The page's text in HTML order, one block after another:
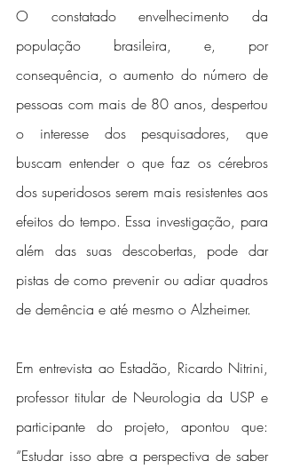
O constatado envelhecimento da
população brasileira, e, por
consequência, o aumento do número de
pessoas com mais de 80 anos, despertou
o interesse dos pesquisadores, que
buscam entender o que faz os cérebros
dos superidosos serem mais resistentes aos
efeitos do tempo. Essa investigação, para
além das suas descobertas, pode dar
pistas de como prevenir ou adiar quadros
de demência e até mesmo o Alzheimer.
Em entrevista ao Estadão, Ricardo Nitrini,
professor titular de Neurologia da USP e
participante do projeto, apontou que:
“Estudar isso abre a perspectiva de saber